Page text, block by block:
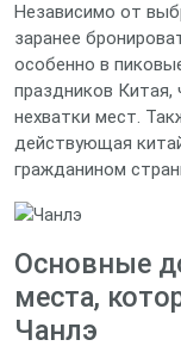
Независимо от
заранее
особенно в
праздников
нехватки мест.
действующая
гражданином
Основные
места,
Чанлэ